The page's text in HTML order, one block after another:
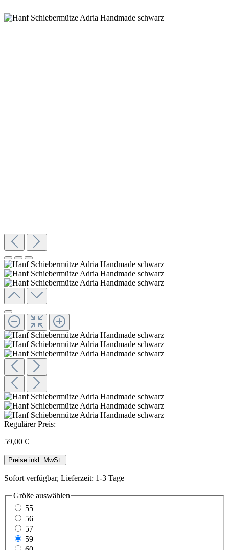
Regulärer Preis:
59,00 €
Preise inkl. MwSt.
Sofort verfügbar, Lieferzeit: 1-3 Tage
Größe auswählen
55
56
57
59